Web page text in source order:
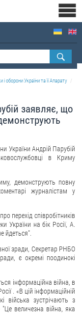
і оборони України
оборони України та її Апарату
заявляє, що
України Андрій Парубій
в Криму
демонструють повну
журналістам у
перехід співробітників
України на бік Росії, А.
йдеться".
зради, Секретар РНБО
є окремі поодинокі
інформаційна війна, в
. «В цій інформаційній
війська зустрічають з
величезна війна, яка